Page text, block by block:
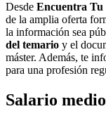
Desde Encuentra Tu
de la amplia oferta
la información sea
del temario y el
máster. Además, te
para una profesión
Salario medio